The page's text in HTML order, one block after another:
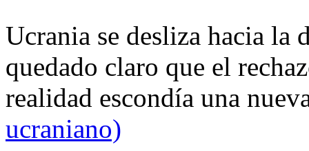
Ucrania se desliza hacia
quedado claro que el
realidad escondía una
ucraniano)